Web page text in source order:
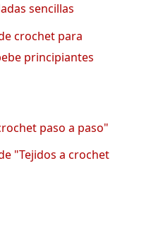
sencillas
crochet para
principiantes
paso a paso"
"Tejidos a crochet